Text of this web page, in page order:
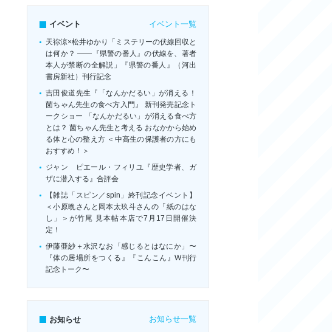
イベント イベント一覧
天祢涼×松井ゆかり「ミステリーの伏線回収と
は何か？ ――『県警の番人』の伏線を、著者
本人が禁断の全解説」『県警の番人』（河出
書房新社）刊行記念
吉田俊道先生『「なんかだるい」が消える！
菌ちゃん先生の食べ方入門』 新刊発売記念ト
ークショー 「なんかだるい」が消える食べ方
とは？ 菌ちゃん先生と考える おなかから始め
る体と心の整え方 ＜中高生の保護者の方にも
おすすめ！＞
ジャン゠ピエール・フィリユ『歴史学者、ガ
ザに潜入する』合評会
【雑誌「スピン／spin」終刊記念イベント】
＜小原晩さんと岡本太玖斗さんの「紙のはな
し」＞が竹尾 見本帖本店で7月17日開催決
定！
伊藤亜紗＋水沢なお「感じるとはなにか」〜
『体の居場所をつくる』『こんこん』W刊行
記念トーク〜
お知らせ お知らせ一覧